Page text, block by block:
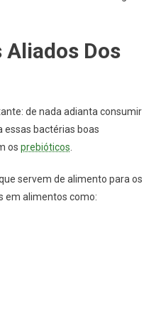
Aliados Dos
de nada adianta consumir
essas bactérias boas
os prebióticos
servem de alimento para os
em alimentos como: